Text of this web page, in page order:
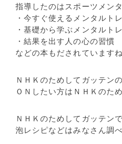
指導したのはスポーツメン
・今すぐ使えるメンタルト
・基礎から学ぶメンタルト
・結果を出す人の心の習慣
などの本もだされていますね
ＮＨＫのためしてガッテン
ＯＮしたい方はＮＨＫのた
ＮＨＫのためしてガッテン
泡レシピなどはみなさん調